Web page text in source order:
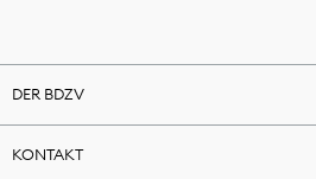
DER BDZV
KONTAKT